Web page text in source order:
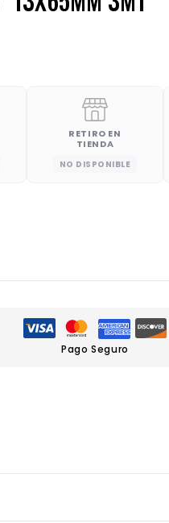
RETIRO EN
TIENDA
NO DISPONIBLE
Pago Seguro